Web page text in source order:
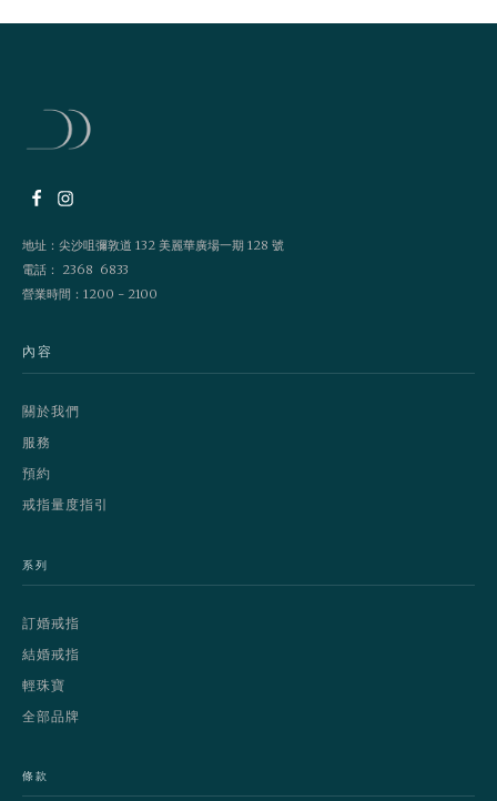
地址：尖沙咀彌敦道 132 美麗華廣場一期 128 號
電話： 2368 6833
營業時間：1200 - 2100
內容
關於我們
服務
預約
戒指量度指引
系列
訂婚戒指
結婚戒指
輕珠寶
全部品牌
條款